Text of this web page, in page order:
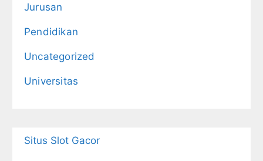
Jurusan
Pendidikan
Uncategorized
Universitas
Situs Slot Gacor